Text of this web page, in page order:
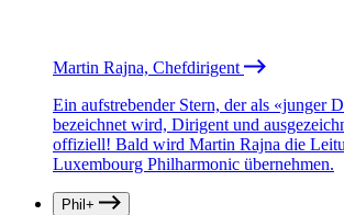
Martin Rajna, Chefdirigent
Ein aufstrebender Stern, der als «junger
bezeichnet wird, Dirigent und
offiziell! Bald wird Martin Rajna die
Luxembourg Philharmonic übernehmen.
Phil+